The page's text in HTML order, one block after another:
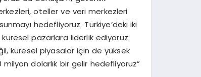
oteller ve veri merkezleri
hedefliyoruz. Türkiye’deki iki
pazarlara liderlik ediyoruz.
küresel piyasalar için de yüksek
dolarlık bir gelir hedefliyoruz”